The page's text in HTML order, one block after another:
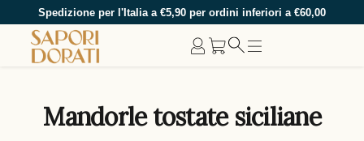
Spedizione per l'Italia a €5,90 per ordini inferiori a €60,00
Mandorle tostate siciliane